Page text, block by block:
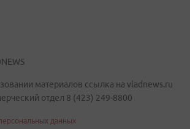
материалов ссылка на vladnews.ru
отдел 8 (423) 249-8800
данных